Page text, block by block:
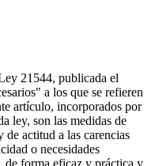
21544, publicada el
a los que se refieren
artículo, incorporados por
ley, son las medidas de
actitud a las carencias
o necesidades
de forma eficaz y práctica y